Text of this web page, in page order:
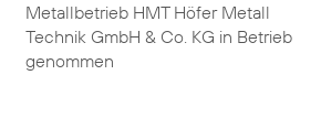
Metallbetrieb HMT Höfer Metall
Technik GmbH & Co. KG in Betrieb
genommen